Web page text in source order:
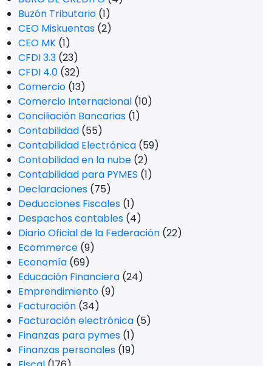
Buzón Tributario (1)
CEO Miskuentas (2)
CEO MK (1)
CFDI 3.3 (23)
CFDI 4.0 (32)
Comercio (13)
Comercio Internacional (10)
Conciliación Bancarias (1)
Contabilidad (55)
Contabilidad Electrónica (59)
Contabilidad en la nube (2)
Contabilidad para PYMES (1)
Declaraciones (75)
Deducciones Fiscales (1)
Despachos contables (4)
Diario Oficial de la Federación (22)
Ecommerce (9)
Economía (69)
Educación Financiera (24)
Emprendimiento (9)
Facturación (34)
Facturación electrónica (5)
Finanzas para pymes (1)
Finanzas personales (19)